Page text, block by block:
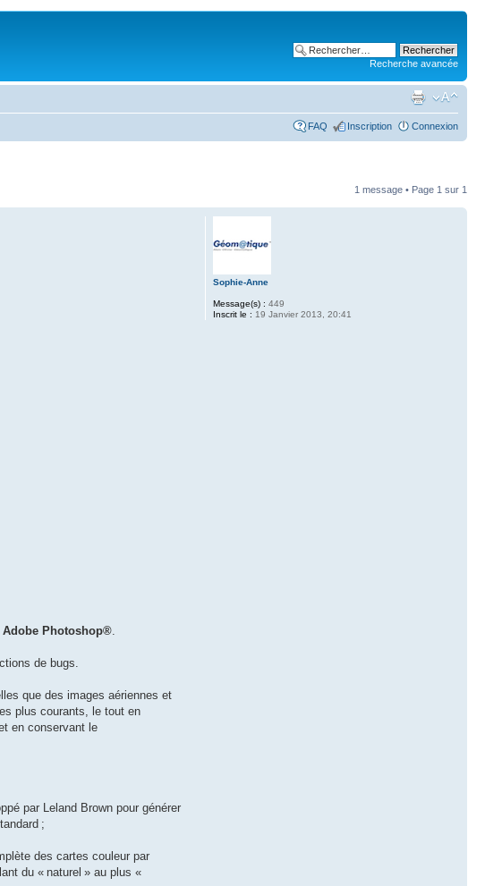
Recherche avancée
FAQ Inscription Connexion
1 message • Page 1 sur 1
Adobe Photoshop®
de bugs.
que des images aériennes et
plus courants, le tout en
en conservant le
par Leland Brown pour générer
;
des cartes couleur par
du « naturel » au plus «
Sophie-Anne
Message(s) : 449
Inscrit le : 19 Janvier 2013, 20:41